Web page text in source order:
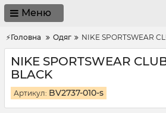
Меню
⚡Головна Одяг NIKE SPORTSWEAR
NIKE SPORTSWEAR
BLACK
Артикул: BV2737-010-s